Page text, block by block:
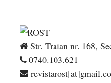
Str. Traian nr. 168,
0740.103.621